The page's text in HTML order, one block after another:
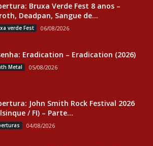
Bruxa Verde Fest 8 anos –
Deadpan, Sangue de...
verde Fest 06/08/2026
Eradication – Eradication (2026)
Metal 05/08/2026
John Smith Rock Festival 2026
/ FI) – Parte...
04/08/2026